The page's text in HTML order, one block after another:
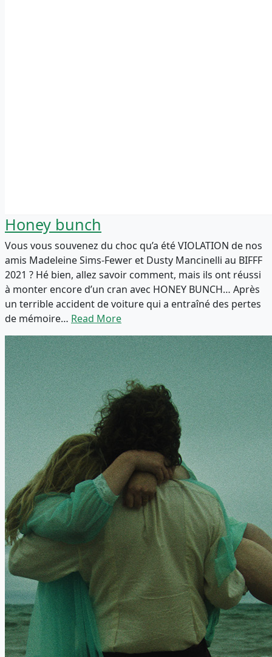
Honey bunch
Vous vous souvenez du choc qu’a été VIOLATION de nos
amis Madeleine Sims-Fewer et Dusty Mancinelli au BIFFF
2021 ? Hé bien, allez savoir comment, mais ils ont réussi
à monter encore d’un cran avec HONEY BUNCH… Après
un terrible accident de voiture qui a entraîné des pertes
de mémoire… Read More